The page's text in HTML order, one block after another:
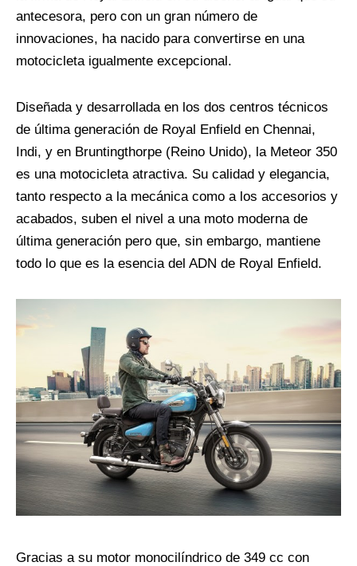
antecesora, pero con un gran número de
innovaciones, ha nacido para convertirse en una
motocicleta igualmente excepcional.
Diseñada y desarrollada en los dos centros técnicos
de última generación de Royal Enfield en Chennai,
Indi, y en Bruntingthorpe (Reino Unido), la Meteor 350
es una motocicleta atractiva. Su calidad y elegancia,
tanto respecto a la mecánica como a los accesorios y
acabados, suben el nivel a una moto moderna de
última generación pero que, sin embargo, mantiene
todo lo que es la esencia del ADN de Royal Enfield.
Gracias a su motor monocilíndrico de 349 cc con